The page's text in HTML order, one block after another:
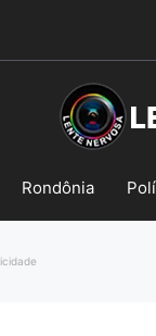
Rondônia